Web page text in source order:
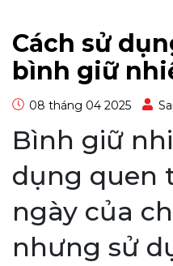
Cách sử
bình giữ
08 tháng 04 2025
Bình giữ
dụng quen
ngày của
nhưng sử